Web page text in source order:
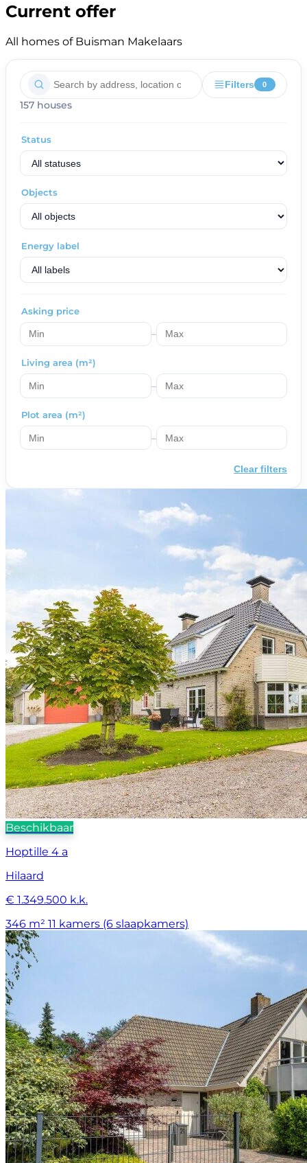
Current offer
All homes of Buisman Makelaars
Filters 0
157 houses
Status
Objects
Energy label
Asking price
–
Living area (m²)
–
Plot area (m²)
–
Clear filters
Beschikbaar
Hoptille 4 a
Hilaard
€ 1.349.500 k.k.
346 m² 11 kamers (6 slaapkamers)